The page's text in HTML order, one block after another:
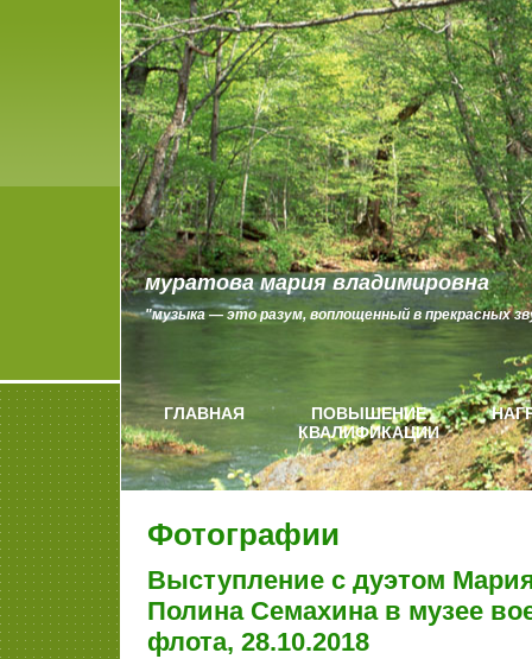
муратова мария владимировна
"музыка — это разум, воплощенный в прекрасных
ГЛАВНАЯ
ПОВЫШЕНИЕ
КВАЛИФИКАЦИИ
Фотографии
Выступление с дуэтом
Полина Семахина в музее
флота, 28.10.2018